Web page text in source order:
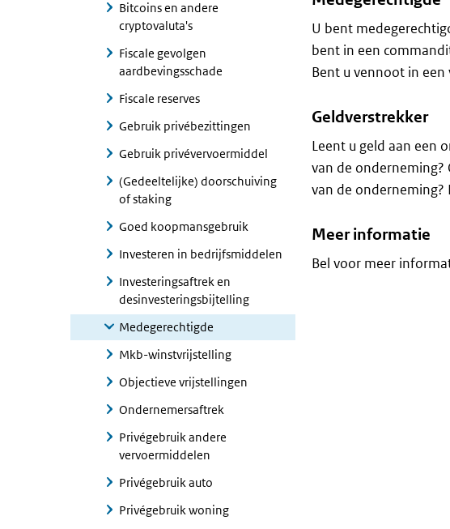
Bitcoins en andere
cryptovaluta's
Fiscale gevolgen
aardbevingsschade
Fiscale reserves
Gebruik privébezittingen
Gebruik privévervoermiddel
(Gedeeltelijke) doorschuiving
of staking
Goed koopmansgebruik
Investeren in bedrijfsmiddelen
Investeringsaftrek en
desinvesteringsbijtelling
Medegerechtigde
Mkb-winstvrijstelling
Objectieve vrijstellingen
Ondernemersaftrek
Privégebruik andere
vervoermiddelen
Privégebruik auto
Privégebruik woning
U bent
bent in een
Bent u vennoot in
Geldverstrekker
Leent u geld aan een
van de onderneming?
van de onderneming?
Meer informatie
Bel voor meer